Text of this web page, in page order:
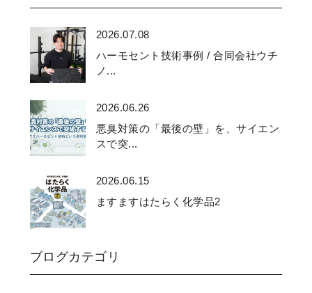
2026.07.08
ハーモセント技術事例 / 合同会社ウチ
ノ...
2026.06.26
悪臭対策の「最後の壁」を、サイエン
スで突...
2026.06.15
ますますはたらく化学品2
ブログカテゴリ